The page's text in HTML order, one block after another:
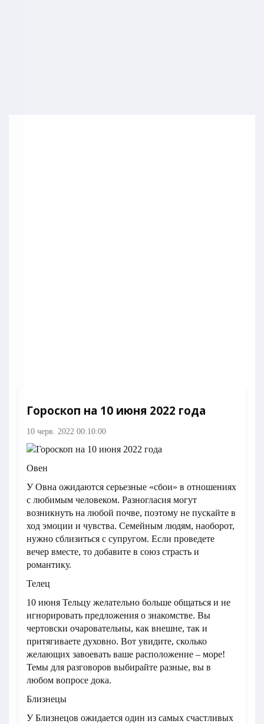
Гороскоп на 10 июня 2022 года
10 черв. 2022 00:10:00
Овен
У Овна ожидаются серьезные «сбои» в отношениях
с любимым человеком. Разногласия могут
возникнуть на любой почве, поэтому не пускайте в
ход эмоции и чувства. Семейным людям, наоборот,
нужно сблизиться с супругом. Если проведете
вечер вместе, то добавите в союз страсть и
романтику.
Телец
10 июня Тельцу желательно больше общаться и не
игнорировать предложения о знакомстве. Вы
чертовски очаровательны, как внешне, так и
притягиваете духовно. Вот увидите, сколько
желающих завоевать ваше расположение – море!
Темы для разговоров выбирайте разные, вы в
любом вопросе дока.
Близнецы
У Близнецов ожидается один из самых счастливых